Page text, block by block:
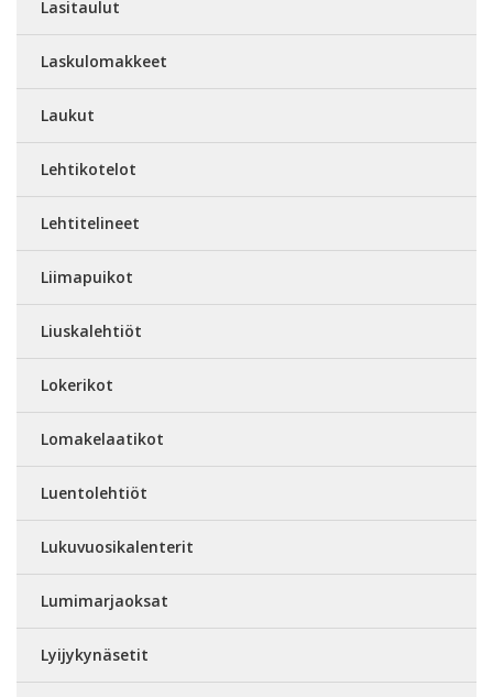
Lasitaulut
Laskulomakkeet
Laukut
Lehtikotelot
Lehtitelineet
Liimapuikot
Liuskalehtiöt
Lokerikot
Lomakelaatikot
Luentolehtiöt
Lukuvuosikalenterit
Lumimarjaoksat
Lyijykynäsetit